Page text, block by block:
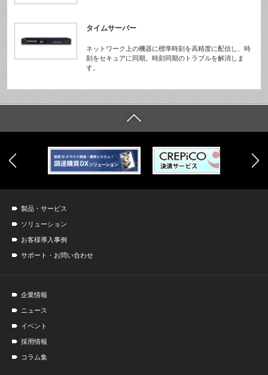
タイムサーバー
ネットワーク上の機器に標準時刻を高精度に配信し、時
刻をセキュアに同期。時刻同期のトラブルを解消しま
す。
製品・サービス
ソリューション
お客様導入事例
サポート・お問い合わせ
企業情報
ニュース
イベント
採用情報
コラム集